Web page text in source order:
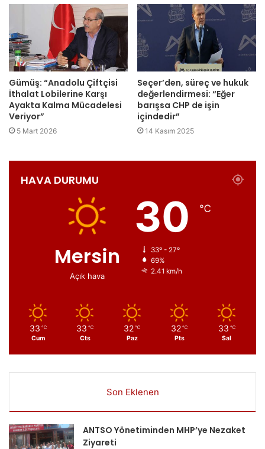
Gümüş: “Anadolu Çiftçisi
İthalat Lobilerine Karşı
Ayakta Kalma Mücadelesi
Veriyor”
5 Mart 2026
Seçer’den, süreç ve hukuk
değerlendirmesi: “Eğer
barışsa CHP de işin
içindedir”
14 Kasım 2025
HAVA DURUMU
Mersin
Açık hava
30 ℃
33º - 27º
69%
2.41 km/h
33 ℃
Cum
33 ℃
Cts
32 ℃
Paz
32 ℃
Pts
33 ℃
Sal
Son Eklenen
ANTSO Yönetiminden MHP’ye Nezaket
Ziyareti